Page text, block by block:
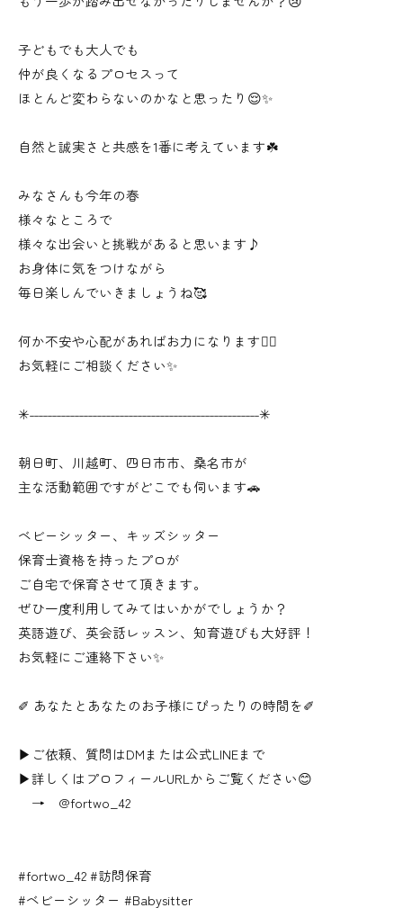
子どもでも大人でも
仲が良くなるプロセスって
ほとんど変わらないのかなと思ったり😌✨
自然と誠実さと共感を1番に考えています☘️
みなさんも今年の春
様々なところで
様々な出会いと挑戦があると思います♪
お身体に気をつけながら
毎日楽しんでいきましょうね🥰
何か不安や心配があればお力になります👍🏻
お気軽にご相談ください✨
✳︎˗˗˗˗˗˗˗˗˗˗˗˗˗˗˗˗˗˗˗˗˗˗˗˗˗˗˗˗˗˗˗˗˗˗˗˗˗˗˗˗˗˗˗˗˗˗˗˗˗˗˗✳︎
朝日町、川越町、四日市市、桑名市が
主な活動範囲ですがどこでも伺います🚗
ベビーシッター、キッズシッター
保育士資格を持ったプロが
ご自宅で保育させて頂きます。
ぜひ一度利用してみてはいかがでしょうか？
英語遊び、英会話レッスン、知育遊びも大好評！
お気軽にご連絡下さい✨
✐ あなたとあなたのお子様にぴったりの時間を✐
▶ご依頼、質問はDMまたは公式LINEまで
▶詳しくはプロフィールURLからご覧ください😊
→ @fortwo_42
#fortwo_42 #訪問保育
#ベビーシッター #Babysitter